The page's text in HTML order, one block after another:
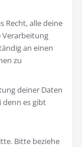
Recht, alle deine
Verarbeitung
an einen
zu
deiner Daten
denn es gibt
Bitte beziehe